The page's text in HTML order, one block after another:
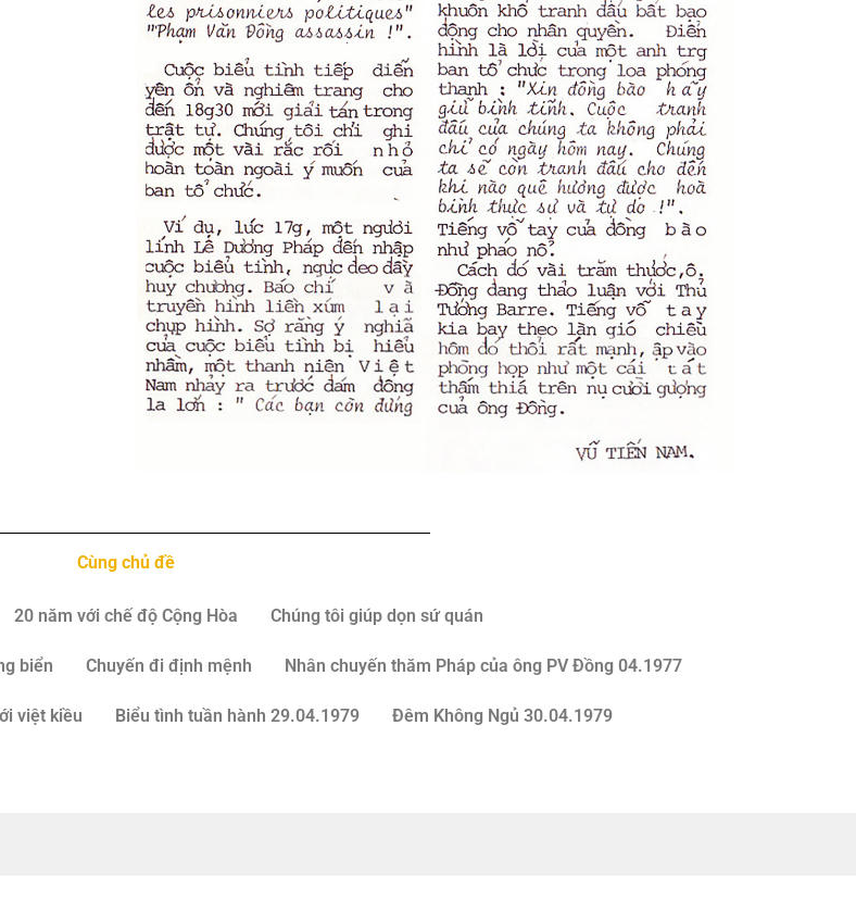
Cùng chủ đề
20 năm với chế độ Cộng Hòa Chúng tôi giúp dọn sứ quán
biển Chuyến đi định mệnh Nhân chuyến thăm Pháp của ông PV Đồng 04.1977
việt kiều Biểu tình tuần hành 29.04.1979 Đêm Không Ngủ 30.04.1979